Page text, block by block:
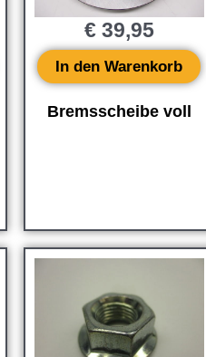
Bremsscheibe voll
€39,95
In den Warenkorb